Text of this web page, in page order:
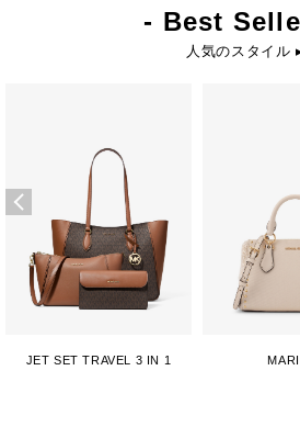
- Best
人気のスタイル
JET SET TRAVEL 3 IN 1